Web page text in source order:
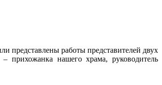
представлены работы представителей двух
прихожанка нашего храма, руководитель